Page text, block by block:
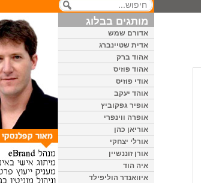
מותגים בבלוג
אדורם שמש
אדית שטיינברג
אהוד ברק
אהוד פוזיס
אודי פוזיס
אוהד יעקב
אופיר גפקוביץ
אופרה ווינפרי
אוריאן כהן
אורלי יצחקי
אורן זוננשיין
איה הוד
איוואנדר הוליפילד